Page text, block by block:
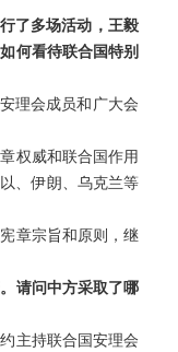
了多场活动，王毅
何看待联合国特别
理会成员和广大会
权威和联合国作用
、伊朗、乌克兰等
章宗旨和原则，继
请问中方采取了哪
主持联合国安理会